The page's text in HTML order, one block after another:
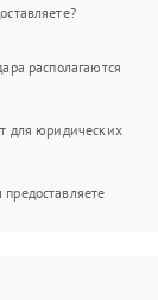
располагаются
для юридических